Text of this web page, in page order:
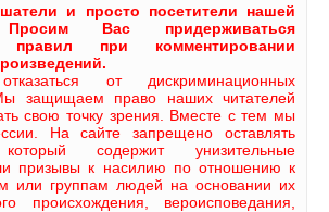
и просто посетители нашей
Просим Вас придерживаться
правил при комментировании
от дискриминационных
защищаем право наших читателей
свою точку зрения. Вместе с тем мы
На сайте запрещено оставлять
содержит унизительные
призывы к насилию по отношению к
или группам людей на основании их
происхождения, вероисповедания,